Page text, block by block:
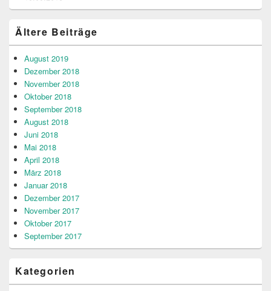
Ältere Beiträge
August 2019
Dezember 2018
November 2018
Oktober 2018
September 2018
August 2018
Juni 2018
Mai 2018
April 2018
März 2018
Januar 2018
Dezember 2017
November 2017
Oktober 2017
September 2017
Kategorien